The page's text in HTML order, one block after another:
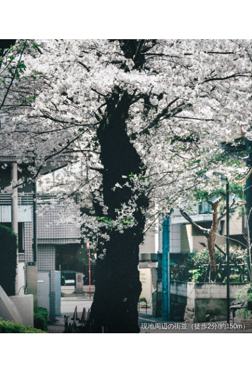
現地周辺の街並（徒歩2分/約150m）